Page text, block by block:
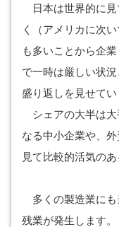
日本は世界的に見
く（アメリカに次
も多いことから企
で一時は厳しい状
盛り返しを見せてい
シェアの大半は大
なる中小企業や、
見て比較的活気のあ
多くの製造業にも
残業が発生します